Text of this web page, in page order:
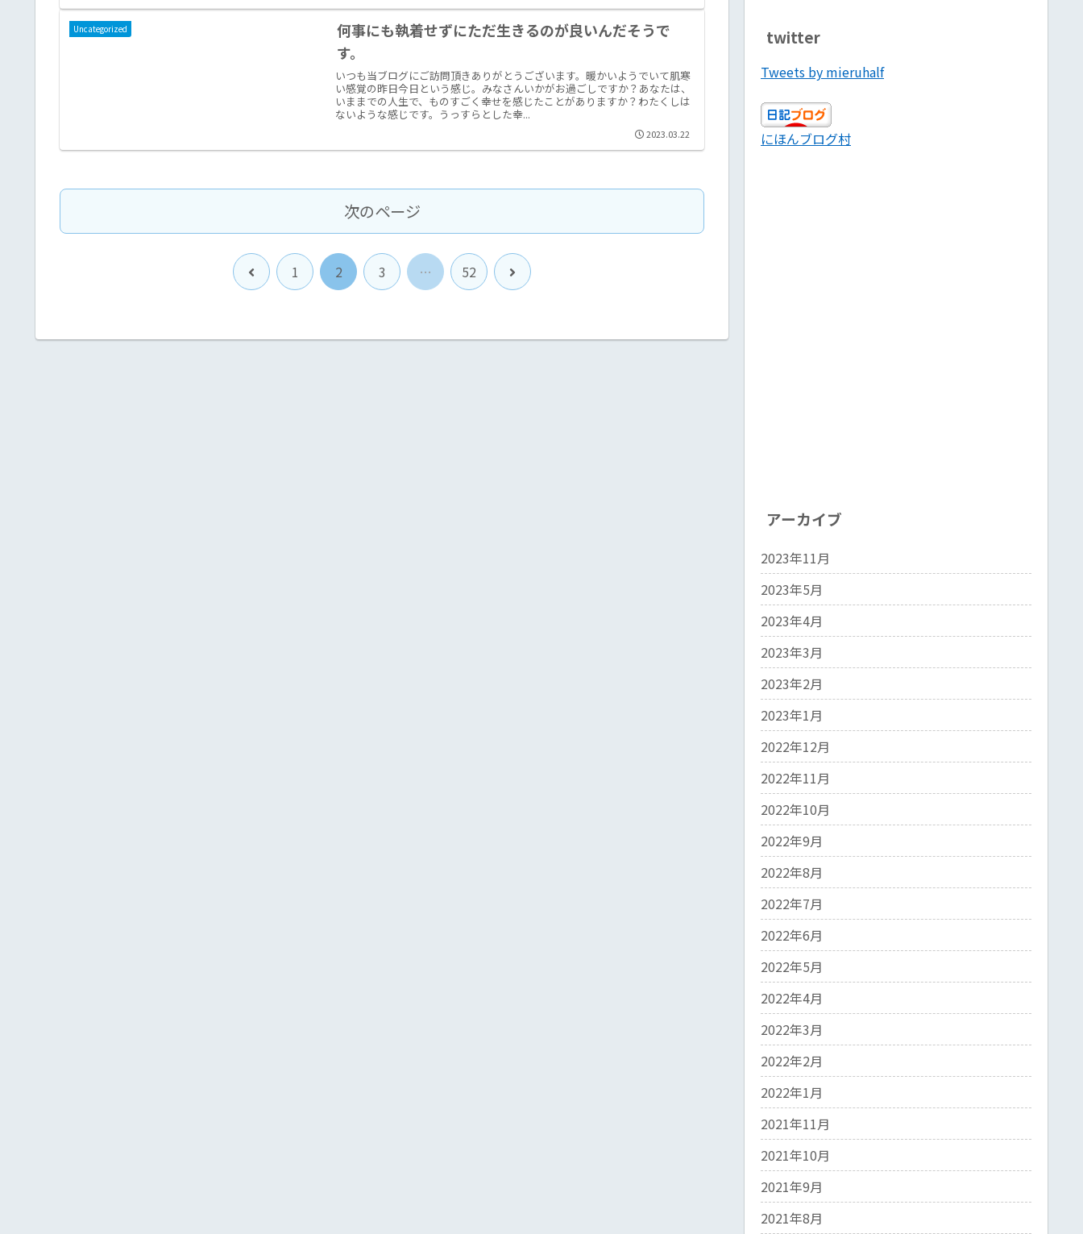
Uncategorized
何事にも執着せずにただ生きるのが良いんだそうで
す。
いつも当ブログにご訪問頂きありがとうございます。暖かいようでいて肌寒
い感覚の昨日今日という感じ。みなさんいかがお過ごしですか？あなたは、
いままでの人生で、ものすごく幸せを感じたことがありますか？わたくしは
ないような感じです。うっすらとした幸...
2023.03.22
次のページ
前
1 2 3 … 52
次
twitter
Tweets by mieruhalf
にほんブログ村
アーカイブ
2023年11月
2023年5月
2023年4月
2023年3月
2023年2月
2023年1月
2022年12月
2022年11月
2022年10月
2022年9月
2022年8月
2022年7月
2022年6月
2022年5月
2022年4月
2022年3月
2022年2月
2022年1月
2021年11月
2021年10月
2021年9月
2021年8月